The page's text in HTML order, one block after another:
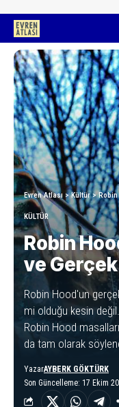
Evren Atlası >Kültür>Robin
KÜLTÜR
Robin
ve
Robin Hood'un
mi olduğu kesin
Robin Hood
da tam olarak
Son Güncelleme: 17 Ekim
YazarAYBERK GÖKTÜRK